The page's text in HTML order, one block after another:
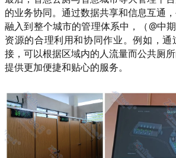
的业务协同。通过数据共享和信息互通
融入到整个城市的管理体系中，（@中
资源的合理利用和协同作业。例如，
接，可以根据区域内的人流量而公共厕
提供更加便捷和贴心的服务。